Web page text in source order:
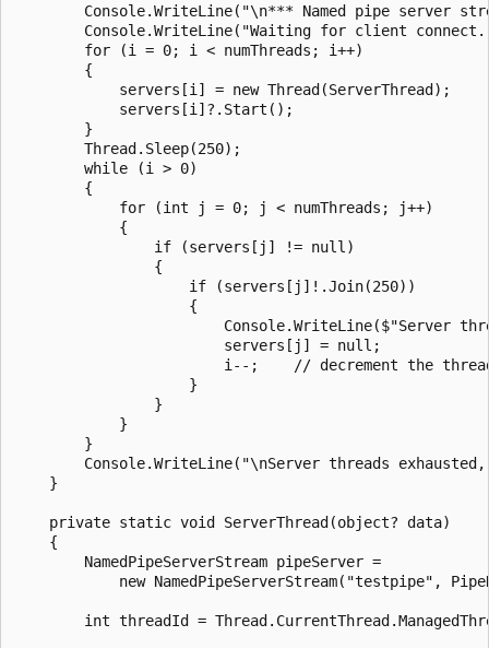
Console.WriteLine("\n*** Named pipe server
Console.WriteLine("Waiting for client
        for (i = 0; i < numThreads; i++)
        {
            servers[i] = new Thread(ServerThread);
            servers[i]?.Start();
        }
        Thread.Sleep(250);
        while (i > 0)
        {
            for (int j = 0; j < numThreads; j++)
            {
                if (servers[j] != null)
                {
                    if (servers[j]!.Join(250))
                    {
Console.WriteLine($"Server
                        servers[j] = null;
i--;    // decrement the
                    }
                }
            }
        }
Console.WriteLine("\nServer threads
    }
    private static void ServerThread(object? data)
    {
        NamedPipeServerStream pipeServer =
new NamedPipeServerStream("testpipe",
int threadId =